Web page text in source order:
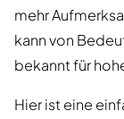
mehr
kann von
bekannt für
Hier ist eine